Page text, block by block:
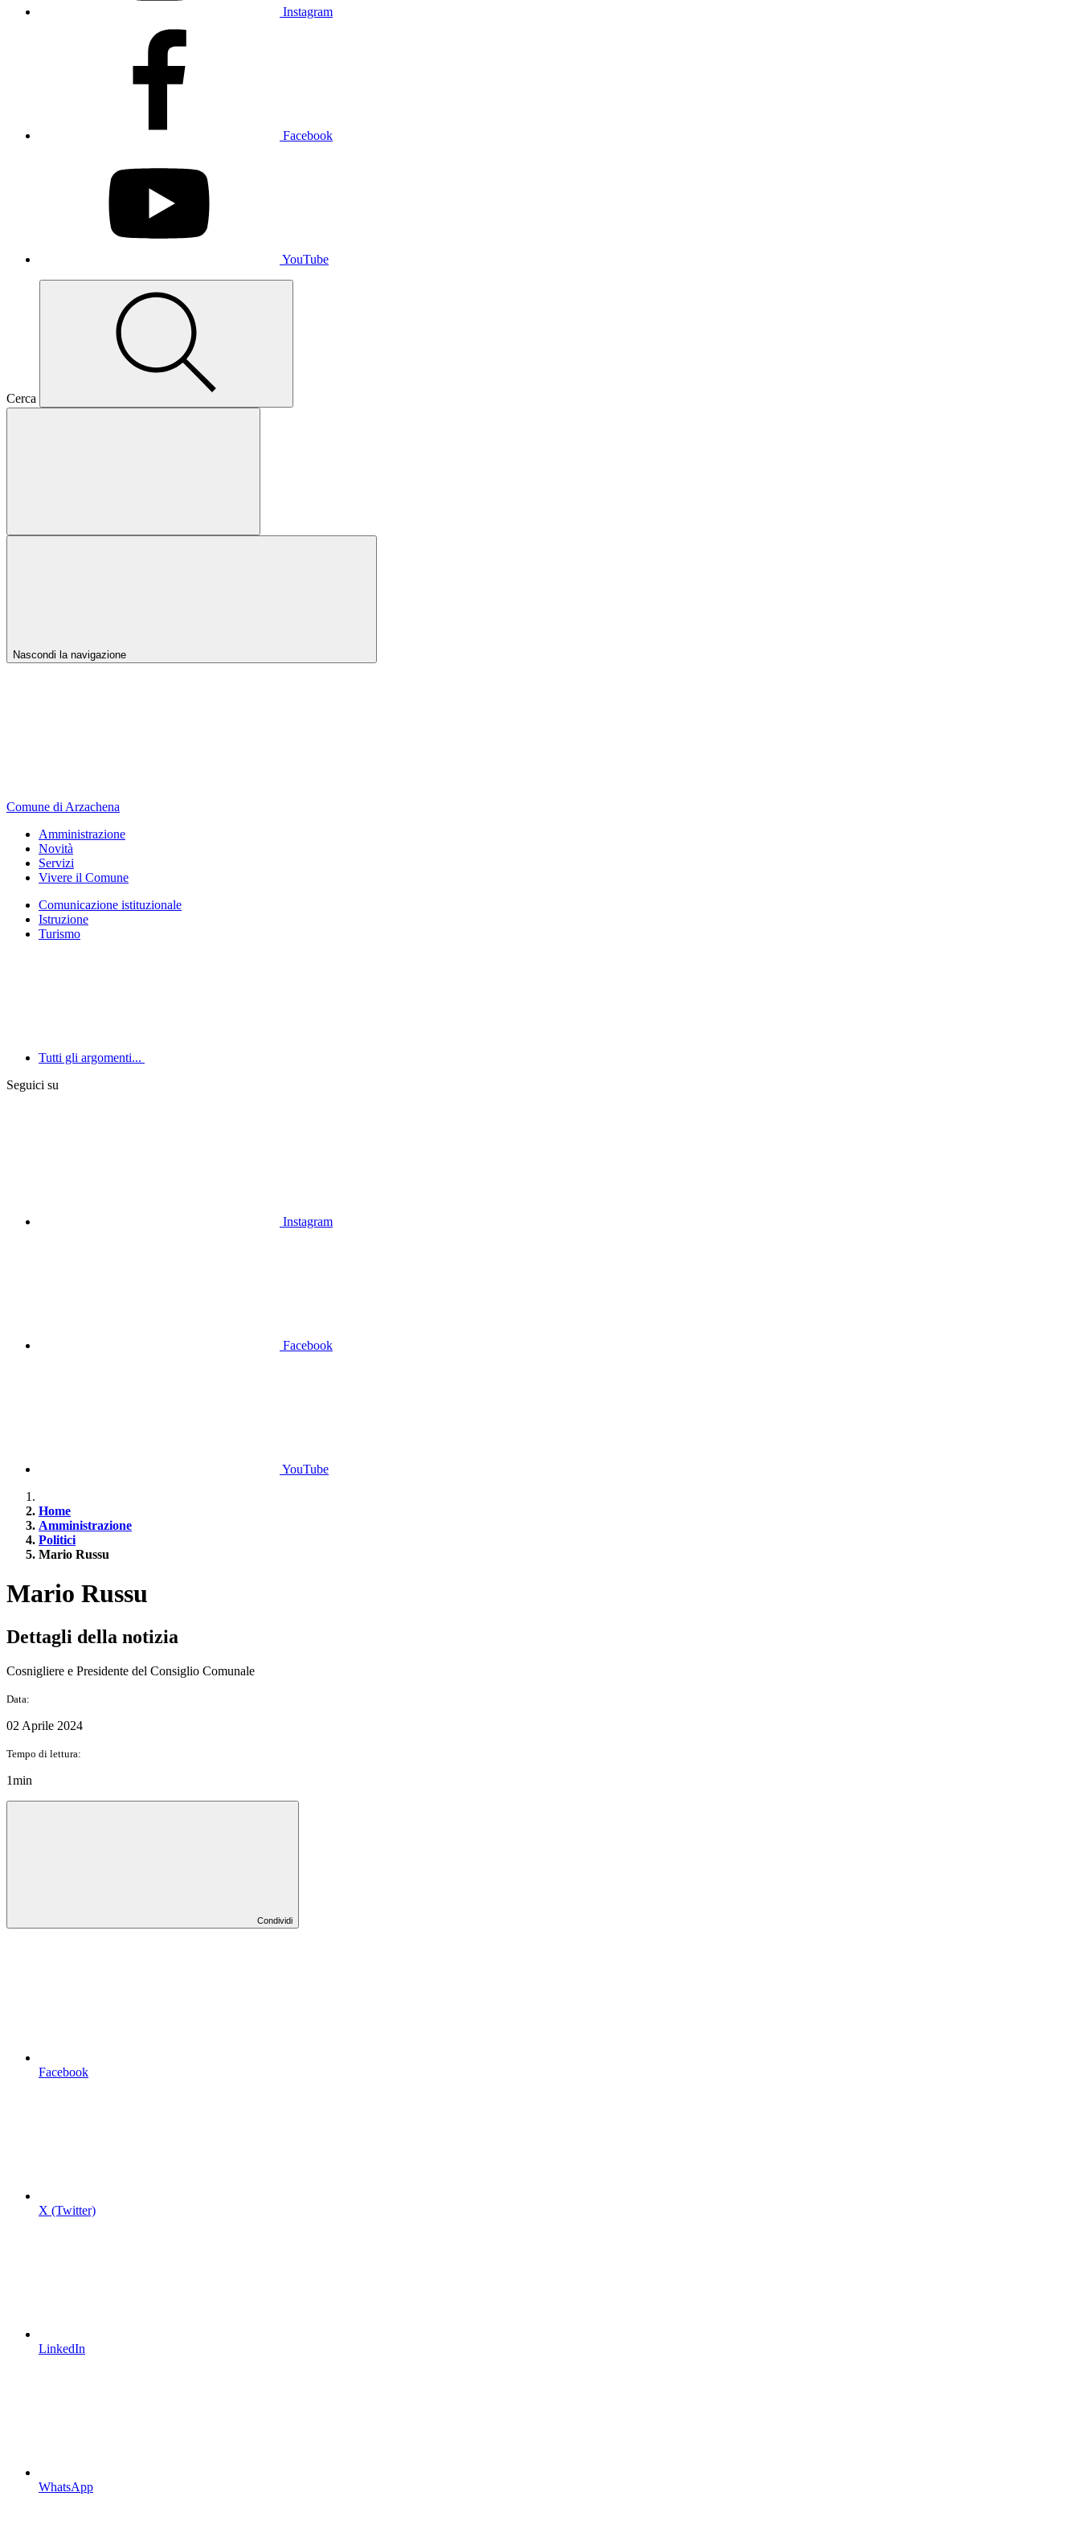
Instagram
Facebook
YouTube
Cerca
Nascondi la navigazione
Comune di Arzachena
Amministrazione
Novità
Servizi
Vivere il Comune
Comunicazione istituzionale
Istruzione
Turismo
Tutti gli argomenti...
Seguici su
Instagram
Facebook
YouTube
Home
Amministrazione
Politici
Mario Russu
Mario Russu
Dettagli della notizia
Cosnigliere e Presidente del Consiglio Comunale
Data:
02 Aprile 2024
Tempo di lettura:
1min
Condividi
Facebook
X (Twitter)
LinkedIn
WhatsApp